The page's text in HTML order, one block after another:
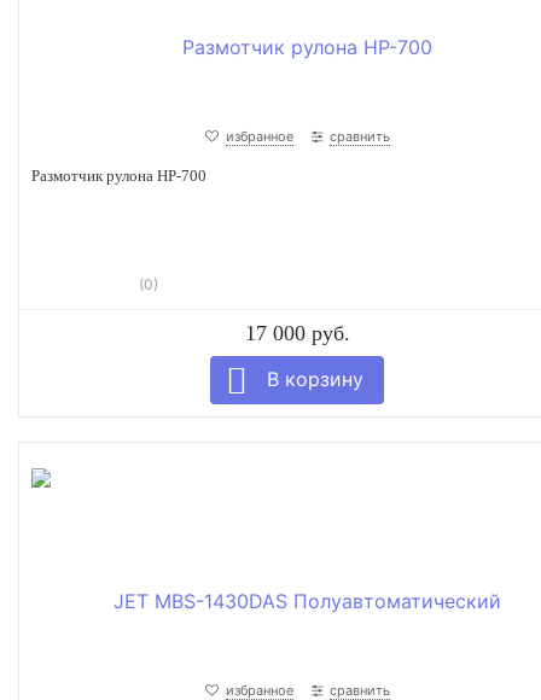
избранное сравнить
Размотчик рулона HP-700
(0)
17 000 руб.
избранное сравнить